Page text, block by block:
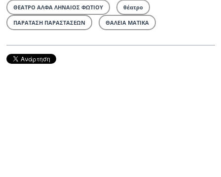
ΘΕΑΤΡΟ ΑΛΦΑ ΛΗΝΑΙΟΣ ΦΩΤΙΟΥ θέατρο
ΠΑΡΑΤΑΣΗ ΠΑΡΑΣΤΑΣΕΩΝ ΘΑΛΕΙΑ ΜΑΤΙΚΑ